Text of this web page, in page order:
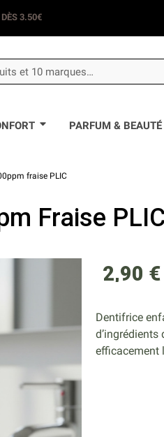
3.50€
PARFUM & BEAUTÉ
fraise PLIC
Fraise PLIC
2,90 €
Dentifrice
d’ingrédients
efficacement